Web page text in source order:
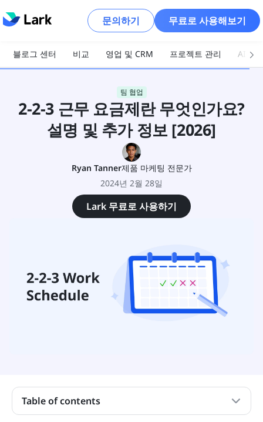
문의하기 무료로 사용해보기
블로그 센터 비교 영업 및 CRM 프로젝트 관리 AI 및
팀 협업
2-2-3 근무 요금제란 무엇인가요?
설명 및 추가 정보 [2026]
Ryan Tanner제품 마케팅 전문가
2024년 2월 28일
Lark 무료로 사용하기
Table of contents